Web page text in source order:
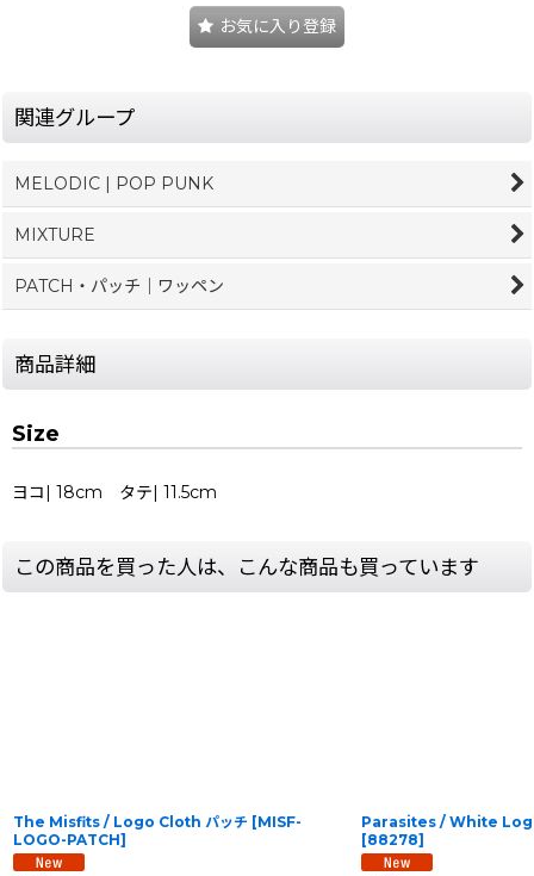
お気に入り登録
関連グループ
MELODIC | POP PUNK
MIXTURE
PATCH・パッチ｜ワッペン
商品詳細
Size
ヨコ| 18cm タテ| 11.5cm
この商品を買った人は、こんな商品も買っています
The Misfits / Logo Cloth パッチ [MISF-
LOGO-PATCH]
Parasites / White
[88278]